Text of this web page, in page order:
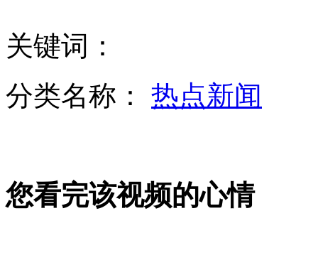
马英九要求严控保钓船 台民间保钓受挫
文艺女青年为拍照逼停火车
关键词：
分类名称： 热点新闻
您看完该视频的心情